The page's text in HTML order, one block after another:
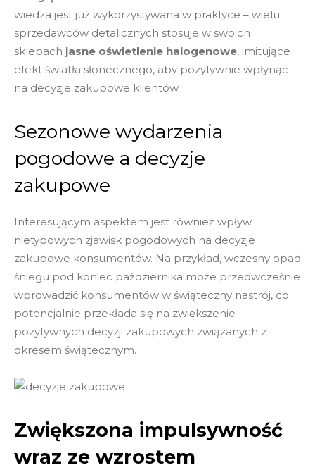
wiedza jest już wykorzystywana w praktyce – wielu
sprzedawców detalicznych stosuje w swoich
sklepach jasne oświetlenie halogenowe, imitujące
efekt światła słonecznego, aby pozytywnie wpłynąć
na decyzje zakupowe klientów.
Sezonowe wydarzenia
pogodowe a decyzje
zakupowe
Interesującym aspektem jest również wpływ
nietypowych zjawisk pogodowych na decyzje
zakupowe konsumentów. Na przykład, wczesny opad
śniegu pod koniec października może przedwcześnie
wprowadzić konsumentów w świąteczny nastrój, co
potencjalnie przekłada się na zwiększenie
pozytywnych decyzji zakupowych związanych z
okresem świątecznym.
Zwiększona impulsywność
wraz ze wzrostem